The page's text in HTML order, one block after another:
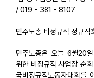
/ 019 - 381 - 8107
민주노총 비정규직 정규직
민주노총은 오늘 6월20
위한 비정규직 사업장 순
국비정규직노동자대회를
자료
부설기관
업무